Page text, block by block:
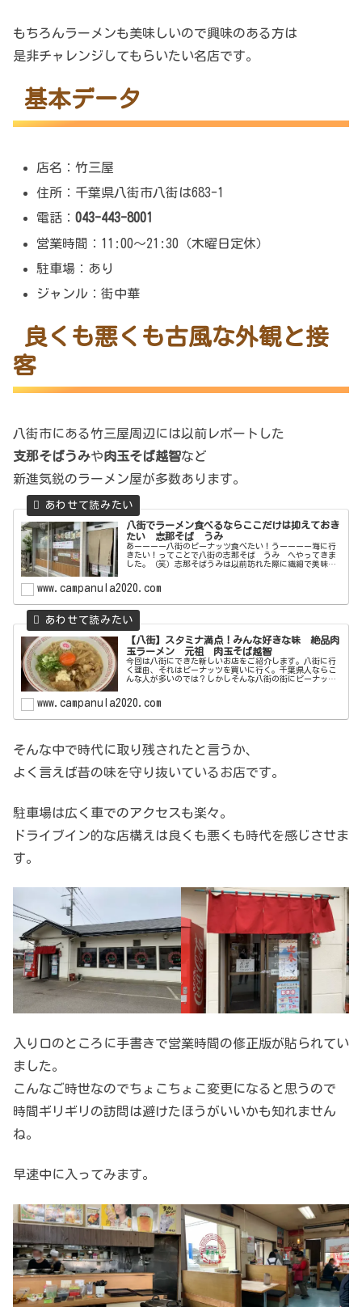
もちろんラーメンも美味しいので興味のある方は
是非チャレンジしてもらいたい名店です。
基本データ
店名：竹三屋
住所：千葉県八街市八街は683-1
電話：043-443-8001
営業時間：11:00～21:30（木曜日定休）
駐車場：あり
ジャンル：街中華
良くも悪くも古風な外観と接
客
八街市にある竹三屋周辺には以前レポートした
支那そばうみや肉玉そば越智など
新進気鋭のラーメン屋が多数あります。
八街でラーメン食べるならここだけは抑えておき
たい 志那そば うみ
あーーーー八街のピーナッツ食べたい！うーーーー海に行
きたい！ってことで八街の志那そば うみ へやってきま
した。（笑）志那そばうみは以前訪れた際に繊細で美味し
することにしました。今回は志那そ...
www.campanula2020.com
【八街】スタミナ満点！みんな好きな味 絶品肉
玉ラーメン 元祖 肉玉そば越智
今回は八街にできた新しいお店をご紹介します。八街に行
く理由、それはピーナッツを買いに行く。千葉県人ならこ
んな人が多いのでは？しかしそんな八街の街にピーナッツ
店舗なので綺麗だし美味しいお店な...
www.campanula2020.com
そんな中で時代に取り残されたと言うか、
よく言えば昔の味を守り抜いているお店です。
駐車場は広く車でのアクセスも楽々。
ドライブイン的な店構えは良くも悪くも時代を感じさせま
す。
入り口のところに手書きで営業時間の修正版が貼られてい
ました。
こんなご時世なのでちょこちょこ変更になると思うので
時間ギリギリの訪問は避けたほうがいいかも知れません
ね。
早速中に入ってみます。